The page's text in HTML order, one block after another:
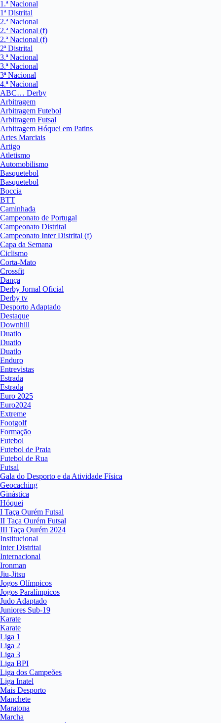
1.ª Nacional
1ª Distrital
2.ª Nacional
2.ª Nacional (f)
2.ª Nacional (f)
2ª Distrital
3.ª Nacional
3.ª Nacional
3ª Nacional
4.ª Nacional
ABC… Derby
Arbitragem
Arbitragem Futebol
Arbitragem Futsal
Arbitragem Hóquei em Patins
Artes Marciais
Artigo
Atletismo
Automobilismo
Basquetebol
Basquetebol
Boccia
BTT
Caminhada
Campeonato de Portugal
Campeonato Distrital
Campeonato Inter Distrital (f)
Capa da Semana
Ciclismo
Corta-Mato
Crossfit
Dança
Derby Jornal Oficial
Derby tv
Desporto Adaptado
Destaque
Downhill
Duatlo
Duatlo
Duatlo
Enduro
Entrevistas
Estrada
Estrada
Euro 2025
Euro2024
Extreme
Footgolf
Formação
Futebol
Futebol de Praia
Futebol de Rua
Futsal
Gala do Desporto e da Atividade Física
Geocaching
Ginástica
Hóquei
I Taça Ourém Futsal
II Taça Ourém Futsal
III Taça Ourém 2024
Institucional
Inter Distrital
Internacional
Ironman
Jiu-Jitsu
Jogos Olímpicos
Jogos Paralímpicos
Judo Adaptado
Juniores Sub-19
Karate
Karate
Liga 1
Liga 2
Liga 3
Liga BPI
Liga dos Campeões
Liga Inatel
Mais Desporto
Manchete
Maratona
Marcha